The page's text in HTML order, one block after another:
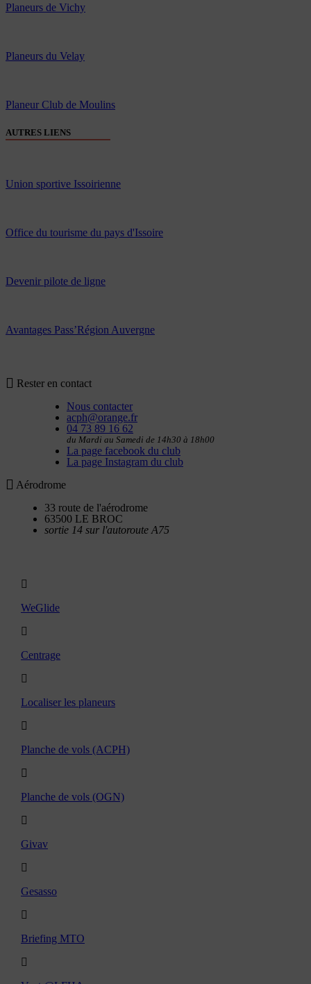
Planeurs de Vichy
Planeurs du Velay
Planeur Club de Moulins
AUTRES LIENS
Union sportive Issoirienne
Office du tourisme du pays d'Issoire
Devenir pilote de ligne
Avantages Pass’Région Auvergne
Rester en contact
Nous contacter
acph@orange.fr
04 73 89 16 62
du Mardi au Samedi de 14h30 à 18h00
La page facebook du club
La page Instagram du club
Aérodrome
33 route de l'aérodrome
63500 LE BROC
sortie 14 sur l'autoroute A75
WeGlide
Centrage
Localiser les planeurs
Planche de vols (ACPH)
Planche de vols (OGN)
Givav
Gesasso
Briefing MTO